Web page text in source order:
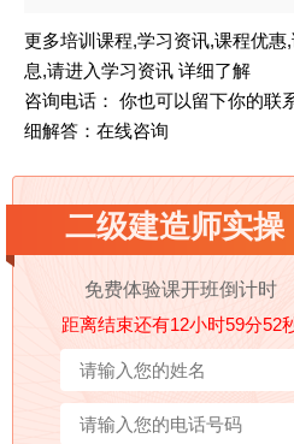
更多培训课程,学习资讯,课程优
息,请进入学习资讯 详细了解
咨询电话： 你也可以留下你的联
细解答： 在线咨询
二级建造师实操
免费体验课开班倒计时
距离结束还有12小时59分51
【2024最新】南宁排名靠前的二级
推荐培训机构出炉(二建公路工程怎
呼和浩特比较靠谱的一级建造师考
〔排名一览〕(一级建造师培训哪个